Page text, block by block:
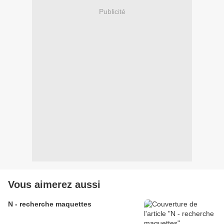
Publicité
Vous aimerez aussi
N - recherche maquettes